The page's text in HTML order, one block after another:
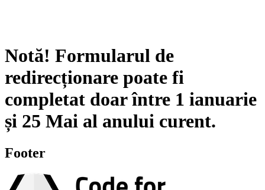
Notă! Formularul de
redirecționare poate fi
completat doar între 1 ianuarie
și 25 Mai al anului curent.
Footer